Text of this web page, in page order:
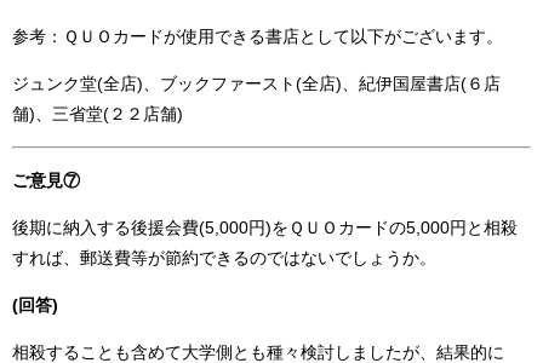
参考：ＱＵＯカードが使用できる書店として以下がございます。
ジュンク堂(全店)、ブックファースト(全店)、紀伊国屋書店(６店
舗)、三省堂(２２店舗)
ご意見⑦
後期に納入する後援会費(5,000円)をＱＵＯカードの5,000円と相殺
すれば、郵送費等が節約できるのではないでしょうか。
(回答)
相殺することも含めて大学側とも種々検討しましたが、結果的に